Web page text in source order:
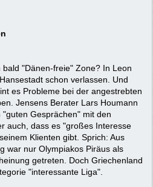
"Dänen-freie" Zone? In Leon
schon verlassen. Und
es Probleme bei der angestrebten
Jensens Berater Lars Houmann
Gesprächen" mit den
auch, dass es "großes Interesse
Klienten gibt. Sprich: Aus
war nur Olympiakos Piräus als
getreten. Doch Griechenland
"interessante Liga".